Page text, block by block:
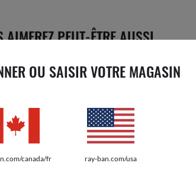
OU SAISIR VOTRE MAGASIN
canada/fr ray-ban.com/usa
AIMEREZ PEUT-ÊTRE AUSSI